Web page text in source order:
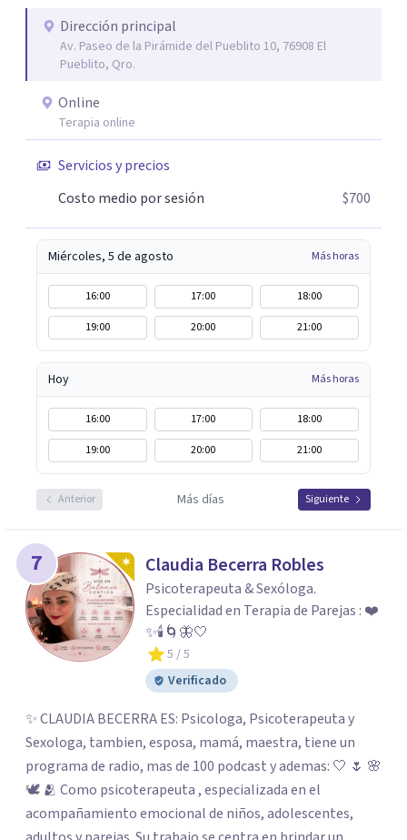
Dirección principal
Av. Paseo de la Pirámide del Pueblito 10, 76908 El
Pueblito, Qro.
Online
Terapia online
Servicios y precios
Costo medio por sesión
$700
Miércoles, 5 de agosto Más horas
16:00 17:00
18:00
19:00
20:00 21:00
Hoy Más horas
16:00 17:00
18:00
19:00
20:00 21:00
Anterior Más días Siguiente
7 Claudia Becerra Robles
Psicoterapeuta & Sexóloga.
Especialidad en Terapia de Parejas : ❤️
✨🕯️🌀🦋🤍
5 / 5
Verificado
✨ CLAUDIA BECERRA ES: Psicologa, Psicoterapeuta y
Sexologa, tambien, esposa, mamá, maestra, tiene un
programa de radio, mas de 100 podcast y ademas: 🤍 🌷 🌸
🕊️ 🫂 Como psicoterapeuta , especializada en el
acompañamiento emocional de niños, adolescentes,